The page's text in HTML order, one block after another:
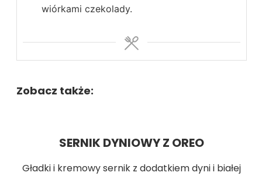
wiórkami czekolady.
Zobacz także:
SERNIK DYNIOWY Z OREO
Gładki i kremowy sernik z dodatkiem dyni i białej